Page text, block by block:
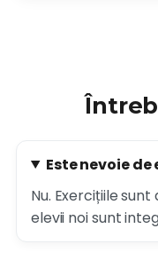
Este nevoie
Nu. Exercițiile
elevii noi sunt